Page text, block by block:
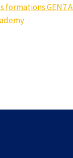
formations GEN7